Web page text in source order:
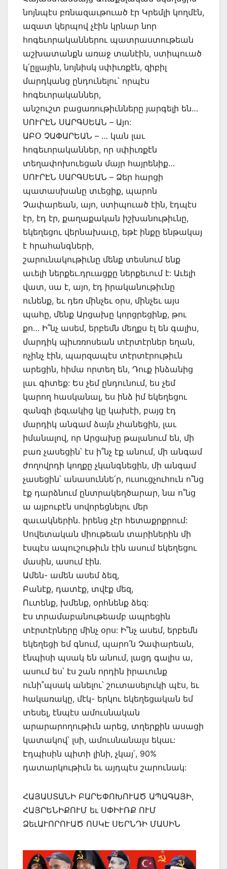
նոյնպէս բռնազաւթուած էր Կրեմլի կողմէն,
ազատ կերպով չէին կրնար նոր
հոգեւորականներու պատրաստութեան
աշխատանքն առաջ տանէին, ստիպուած
կ՛ըլլային, նոյնիսկ սփիւռքէն, զիբիլ
մարդկանց ընդունելու՝ որպէս
հոգեւորականներ,
անշուշտ բացառութիւնները յարգելի են…
ՍՈՒՐԷՆ ՍԱՐԳՍԵԱՆ – Այո:
ԱԲՕ ՉԱՓԱՐԵԱՆ – … կան լաւ
հոգեւորականներ, որ սփիւռքէն
տեղափոխուեցան մայր հայրենիք…
ՍՈՒՐԷՆ ՍԱՐԳՍԵԱՆ – Ձեր հարցի
պատասխանը տւեցիք, պարոն
Չափարեան, այո, ստիպուած էին, էդպէս
էր, էդ էր, քաղաքական իշխանութիւնը,
եկեղեցու վերնախաւը, եթէ ինքը ենթակայ
է հրահանգների,
շարունակութիւնը մենք տեսնում ենք
աւելի ներքեւ.դրւացքը ներքեւում է: Աւելի
վատ, սա է, այո, էդ իրականութիւնը
ունենք, եւ դեռ մինչեւ օրս, մինչեւ այս
պահը, մենք Արցախը կորցրեցինք, թու
քո… Ի˚նչ ասեմ, երբեմն մեղքս էլ են գալիս,
մարդիկ պիւռռոսեան տէրտէրներ եղան,
ոչինչ էին, պարզապէս տէրտէրութիւն
արեցին, հիմա որտեղ են, Դուք ինձանից
լաւ գիտեք: Ես չեմ ընդունում, ես չեմ
կարող հասկանալ, ես ինձ իմ եկեղեցու
զանգի լեզւակից կը կախէի, բայց էդ
մարդիկ անգամ ձայն չհանեցին, լաւ
իմանալով, որ Արցախը թալանում են, մի
բառ չասեցին՝ էս ի˚նչ էք անում, մի անգամ
ժողովրդի կողքը չկանգնեցին, մի անգամ
չասեցին՝ անասուննե՛ր, ուսուցչուհուն ո˚նց
էք դարձնում ընտրակեղծարար, նա ո˚նց
ա այբուբէն սովորեցնելու մեր
զաւակներին. իրենց չէր հետաքրքրում:
Սովետական միութեան տարիներին մի
էսպէս ապուշութիւն էին ասում եկեղեցու
մասին, ասում էին.
Ամեն- ամեն ասեմ ձեզ,
Բանէք, դատէք, տվէք մեզ,
Ուտենք, խմենք, օրհնենք ձեզ:
Էս տրամաբանութեամբ ապրեցին
տէրտէրները մինչ օրս: Ի˚նչ ասեմ, երբեմն
եկեղեցի եմ գնում, պարո՛ն Չափարեան,
էնպիսի պսակ են անում, լացդ գալիս ա,
ասում ես՝ էս շան որդին իրաւունք
ունի˚պսակ անելու՝ շուտասելուկի պէս, եւ
հակառակը, մէկ- երկու եկեղեցական եմ
տեսել, էնպէս ամուսնական
արարարողութիւն արեց, տղերքին ասացի
կատակով՝ լսի, ամուսնանալս եկաւ:
Էդպիսին պիտի լինի, չկայ՛, 90%
դատարկութիւն եւ այդպէս շարունակ:
ՀԱՅԱՍՏԱՆԻ ԲԱՐԵՓՈԽՈՒԱԾ ԱՊԱԳԱՅԻ,
ՀԱՅՐԵՆԻՔՈՒՄ եւ ՍՓԻՒՌՔ ՈՒՄ
ՁեւԱՒՈՐՈՒԱԾ ՈՍԿԷ ՍԵՐՆԴԻ ՄԱՍԻՆ